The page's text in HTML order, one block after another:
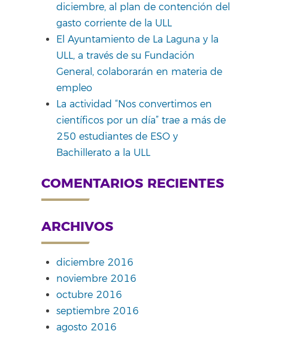
diciembre, al plan de contención del
gasto corriente de la ULL
El Ayuntamiento de La Laguna y la
ULL, a través de su Fundación
General, colaborarán en materia de
empleo
La actividad “Nos convertimos en
científicos por un día” trae a más de
250 estudiantes de ESO y
Bachillerato a la ULL
COMENTARIOS RECIENTES
ARCHIVOS
diciembre 2016
noviembre 2016
octubre 2016
septiembre 2016
agosto 2016